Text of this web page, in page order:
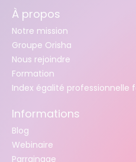
À propos
Notre mission
Groupe Orisha
Nous rejoindre
Formation
Index égalité
Informations
Blog
Webinaire
Parrainage